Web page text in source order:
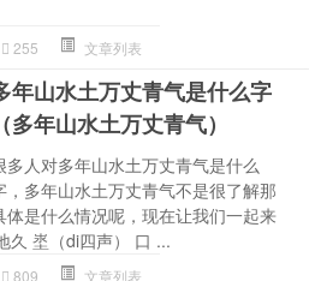
255 文章列表
年山水土万丈青气是什么字
（多年山水土万丈青气）
多人对多年山水土万丈青气是什么
，多年山水土万丈青气不是很了解那
体是什么情况呢，现在让我们一起来
久 埊（di四声） 口 ...
809 文章列表